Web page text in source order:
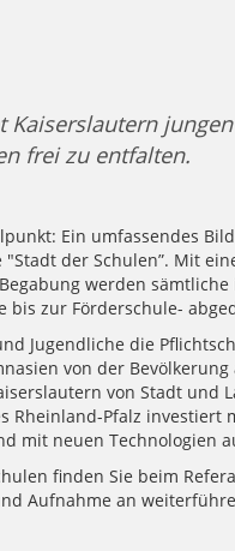
frei zu entfalten.
Ein umfassendes
der Schulen”. Mit
werden
bis zur Förderschule-
Jugendliche die
von der Bevölkerung
von Stadt und
Rheinland-Pfalz investiert
mit neuen Technologien
finden Sie beim
Aufnahme an